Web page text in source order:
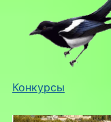
Конкурсы